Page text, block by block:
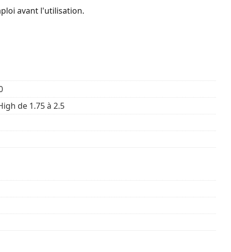
avant l'utilisation.
de 1.75 à 2.5